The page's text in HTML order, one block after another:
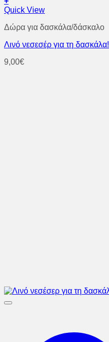
Quick View
Δώρα για δασκάλα/δάσκαλο
Λινό νεσεσέρ για τη δασκάλα!
9,00€